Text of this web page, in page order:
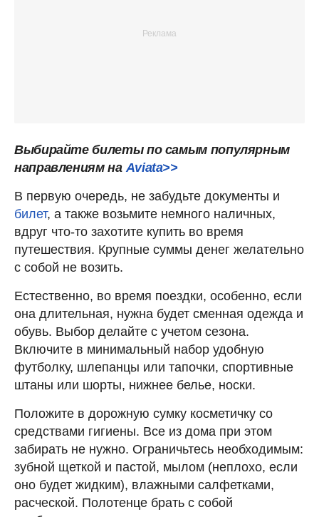
Выбирайте билеты по самым популярным
направлениям на Aviata>>
В первую очередь, не забудьте документы и
билет, а также возьмите немного наличных,
вдруг что-то захотите купить во время
путешествия. Крупные суммы денег желательно
с собой не возить.
Естественно, во время поездки, особенно, если
она длительная, нужна будет сменная одежда и
обувь. Выбор делайте с учетом сезона.
Включите в минимальный набор удобную
футболку, шлепанцы или тапочки, спортивные
штаны или шорты, нижнее белье, носки.
Положите в дорожную сумку косметичку со
средствами гигиены. Все из дома при этом
забирать не нужно. Ограничьтесь необходимым:
зубной щеткой и пастой, мылом (неплохо, если
оно будет жидким), влажными салфетками,
расческой. Полотенце брать с собой